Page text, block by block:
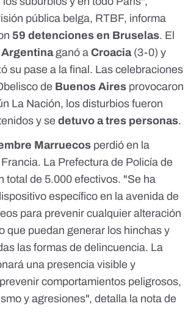
pública belga, RTBF, informa
59 detenciones en Bruselas. El
Argentinaganó a Croacia(3-0) y
su pase a la final. Las celebraciones
de Buenos Aires provocaron
La Nación, los disturbios fueron
y se detuvo a tres personas.
Marruecos perdió en la
La Prefectura de Policía de
total de 5.000 efectivos. "Se ha
específico en la avenida de
para prevenir cualquier alteración
que puedan generar los hinchas y
las formas de delincuencia. La
una presencia visible y
comportamientos peligrosos,
y agresiones", detalla la nota de